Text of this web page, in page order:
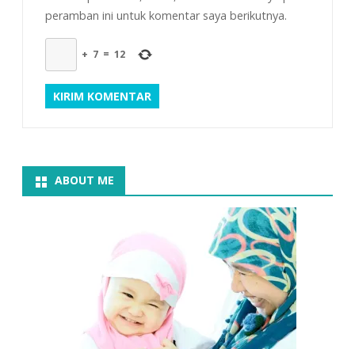
peramban ini untuk komentar saya berikutnya.
+ 7 = 12
ABOUT ME